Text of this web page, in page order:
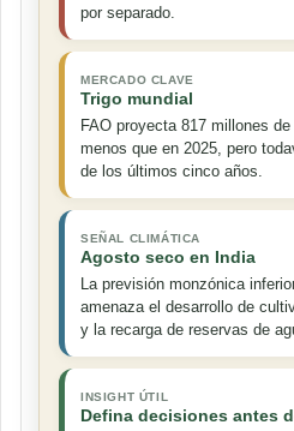
por separado.
MERCADO CLAVE
Trigo mundial
FAO proyecta 817 millones
menos que en 2025, pero
de los últimos cinco años.
SEÑAL CLIMÁTICA
Agosto seco en India
La previsión monzónica
amenaza el desarrollo de
y la recarga de reservas de
INSIGHT ÚTIL
Defina decisiones antes